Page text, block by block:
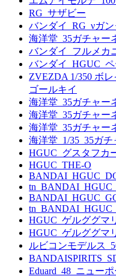
RG_サザビー
バンダイ_RG_νガン
海洋堂_35ガチャー
バンダイ_フルメカ
バンダイ_HGUC_
ZVEZDA 1/350 ボ
ゴールキイ
海洋堂_35ガチャー
海洋堂_35ガチャー
海洋堂_35ガチャー
海洋堂_1/35_35ガ
HGUC_グスタフカ
HGUC_THE-O
HGUC_ゲルググマ
HGUC_ゲルググマ
ルビコンモデルス
Eduard_48_ニュー